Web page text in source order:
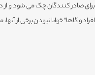
برای صادر کنندگان چک می شود و از
افراد و گاها" خوانا نبودن برخی از